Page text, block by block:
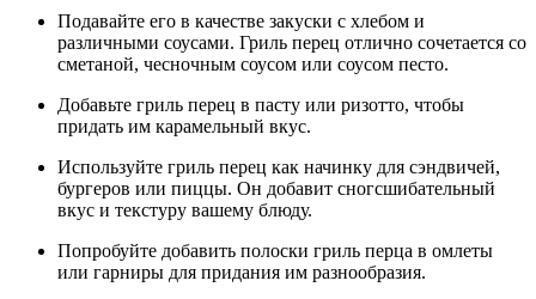
Подавайте его в качестве закуски с хлебом и
различными соусами. Гриль перец отлично сочетается со
сметаной, чесночным соусом или соусом песто.
Добавьте гриль перец в пасту или ризотто, чтобы
придать им карамельный вкус.
Используйте гриль перец как начинку для сэндвичей,
бургеров или пиццы. Он добавит сногсшибательный
вкус и текстуру вашему блюду.
Попробуйте добавить полоски гриль перца в омлеты
или гарниры для придания им разнообразия.